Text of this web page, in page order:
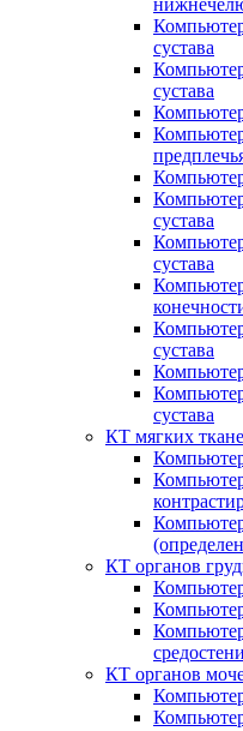
сустава
сустава
сустава
сустава
сустава
сустава
КТ мягких
КТ органов
КТ органов